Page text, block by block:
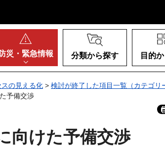
防災・ 緊急情報 分類から探す 目的
の見える化 > 検討が終了した項目一覧（カテゴリ
予備交渉
向けた予備交渉